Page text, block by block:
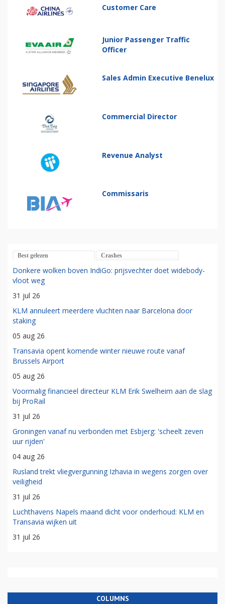
Customer Care
Junior Passenger Traffic
Officer
Sales Admin Executive Benelux
Commercial Director
Revenue Analyst
Commissaris
Best gelezen Crashes
Donkere wolken boven IndiGo: prijsvechter doet widebody-
vloot weg
31 jul 26
KLM annuleert meerdere vluchten naar Barcelona door
staking
05 aug 26
Transavia opent komende winter nieuwe route vanaf
Brussels Airport
05 aug 26
Voormalig financieel directeur KLM Erik Swelheim aan de slag
bij ProRail
31 jul 26
Groningen vanaf nu verbonden met Esbjerg: 'scheelt zeven
uur rijden'
04 aug 26
Rusland trekt vliegvergunning Izhavia in wegens zorgen over
veiligheid
31 jul 26
Luchthavens Napels maand dicht voor onderhoud: KLM en
Transavia wijken uit
31 jul 26
COLUMNS